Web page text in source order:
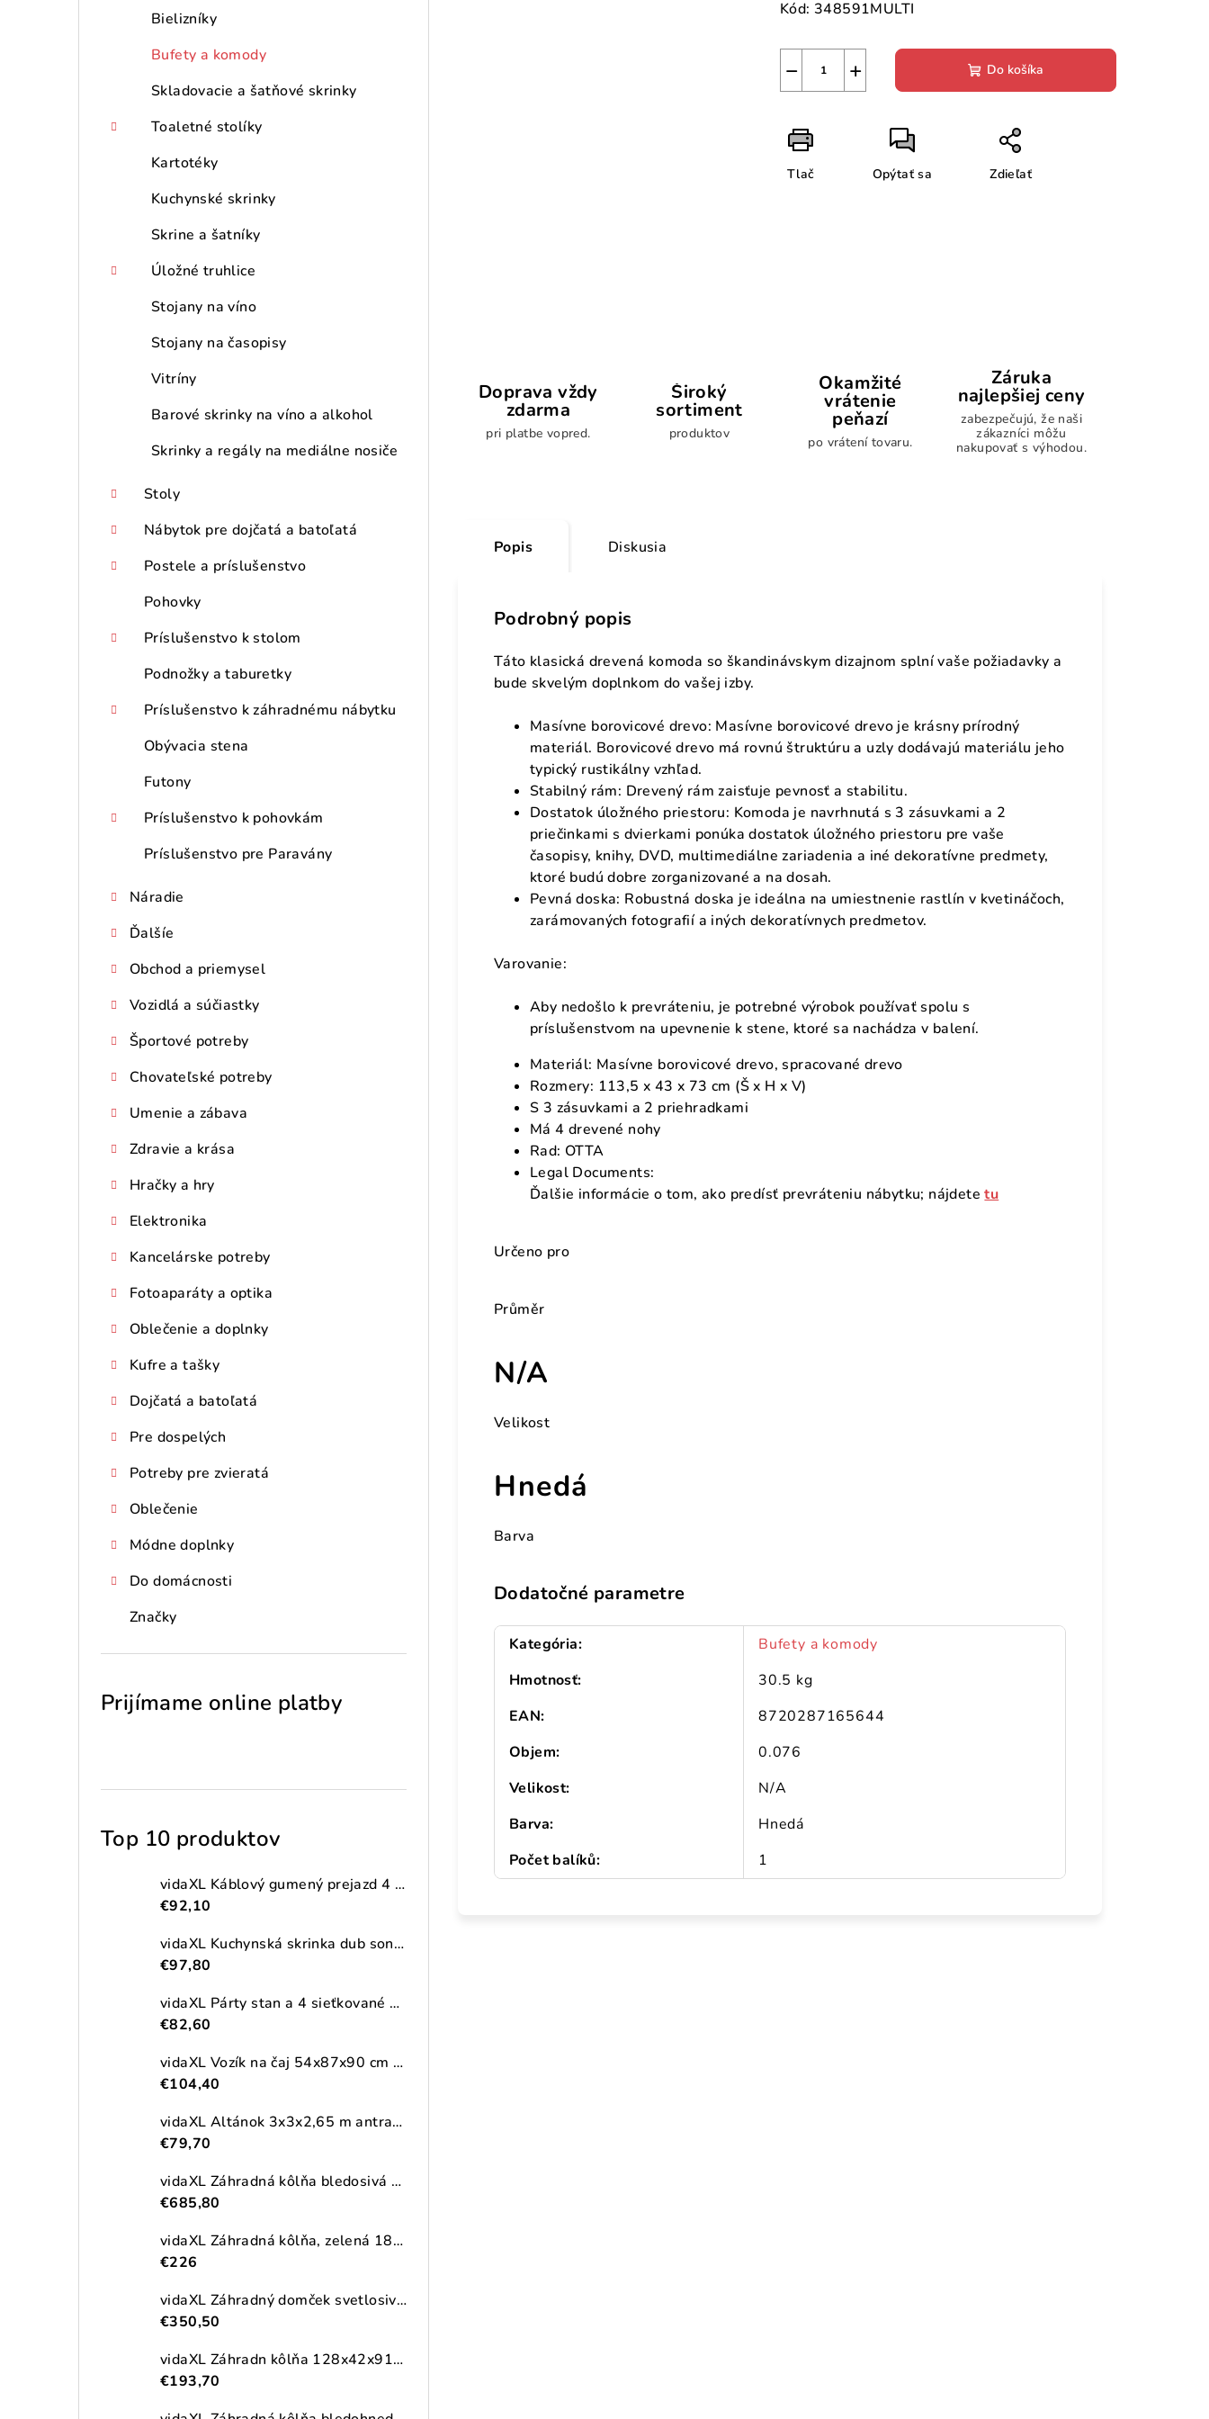
Bielizníky
Bufety a komody
Skladovacie a šatňové skrinky
Toaletné stolíky
Kartotéky
Kuchynské skrinky
Skrine a šatníky
Úložné truhlice
Stojany na víno
Stojany na časopisy
Vitríny
Barové skrinky na víno a alkohol
Skrinky a regály na mediálne nosiče
Stoly
Nábytok pre dojčatá a batoľatá
Postele a príslušenstvo
Pohovky
Príslušenstvo k stolom
Podnožky a taburetky
Príslušenstvo k záhradnému nábytku
Obývacia stena
Futony
Príslušenstvo k pohovkám
Príslušenstvo pre Paravány
Náradie
Ďalšíe
Obchod a priemysel
Vozidlá a súčiastky
Športové potreby
Chovateľské potreby
Umenie a zábava
Zdravie a krása
Hračky a hry
Elektronika
Kancelárske potreby
Fotoaparáty a optika
Oblečenie a doplnky
Kufre a tašky
Dojčatá a batoľatá
Pre dospelých
Potreby pre zvieratá
Oblečenie
Módne doplnky
Do domácnosti
Značky
Prijímame online platby
Top 10 produktov
vidaXL Káblový gumený prejazd 4 ks 2-kanálový 101,5 cm
€92,10
vidaXL Kuchynská skrinka dub sonoma 38x41,5x131,5 cm kompozitné drevo
€97,80
vidaXL Párty stan a 4 sieťkované bočné steny antracitový 2,5x2,5m HDPE
€82,60
vidaXL Vozík na čaj 54x87x90 cm masívna akácia
€104,40
vidaXL Altánok 3x3x2,65 m antracitový 180 g/m²
€79,70
vidaXL Záhradná kôlňa bledosivá 192x523x223 cm pozinkovaná oceľ
€685,80
vidaXL Záhradná kôlňa, zelená 180,5x97x209,5 cm, pozinkovaná oceľ
€226
vidaXL Záhradný domček svetlosivý 191x215x198 cm pozinkovaná oceľ
€350,50
vidaXL Záhradn kôlňa 128x42x91 cm, drevo
€193,70
Kód: 348591MULTI
+
− Do košíka
Tlač Opýtať sa Zdieľať
Doprava vždy
zdarma
pri platbe vopred.
Široký
sortiment
produktov
Okamžité
vrátenie
peňazí
po vrátení tovaru.
Záruka
najlepšiej ceny
zabezpečujú, že naši
zákazníci môžu
nakupovať s výhodou.
Popis Diskusia
Podrobný popis
Táto klasická drevená komoda so škandinávskym dizajnom splní vaše požiadavky a
bude skvelým doplnkom do vašej izby.
Masívne borovicové drevo: Masívne borovicové drevo je krásny prírodný
materiál. Borovicové drevo má rovnú štruktúru a uzly dodávajú materiálu jeho
typický rustikálny vzhľad.
Stabilný rám: Drevený rám zaisťuje pevnosť a stabilitu.
Dostatok úložného priestoru: Komoda je navrhnutá s 3 zásuvkami a 2
priečinkami s dvierkami ponúka dostatok úložného priestoru pre vaše
časopisy, knihy, DVD, multimediálne zariadenia a iné dekoratívne predmety,
ktoré budú dobre zorganizované a na dosah.
Pevná doska: Robustná doska je ideálna na umiestnenie rastlín v kvetináčoch,
zarámovaných fotografií a iných dekoratívnych predmetov.
Varovanie:
Aby nedošlo k prevráteniu, je potrebné výrobok používať spolu s
príslušenstvom na upevnenie k stene, ktoré sa nachádza v balení.
Materiál: Masívne borovicové drevo, spracované drevo
Rozmery: 113,5 x 43 x 73 cm (Š x H x V)
S 3 zásuvkami a 2 priehradkami
Má 4 drevené nohy
Rad: OTTA
Legal Documents:
Ďalšie informácie o tom, ako predísť prevráteniu nábytku; nájdetetu
Určeno pro
Průměr
N/A
Velikost
Hnedá
Barva
Dodatočné parametre
Kategória:
Bufety a komody
Hmotnosť:
30.5 kg
EAN:
8720287165644
Objem:
0.076
Velikost:
N/A
Barva:
Hnedá
Počet balíků: 1